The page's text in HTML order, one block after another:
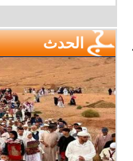
الحدث